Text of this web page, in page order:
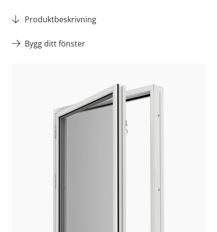
Produktbeskrivning
Bygg ditt fönster